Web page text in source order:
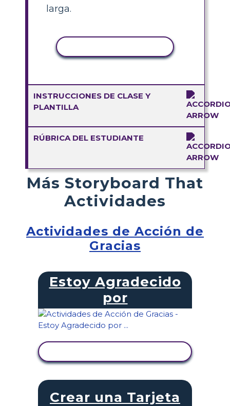
larga.
INSTRUCCIONES DE CLASE Y
PLANTILLA
RÚBRICA DEL ESTUDIANTE
Más Storyboard That
Actividades
Actividades de Acción de
Gracias
Estoy Agradecido
por
Crear una Tarjeta